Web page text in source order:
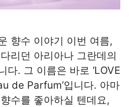
향수 이야기 이번 여름,
리던 아리아나 그란데의
다. 그 이름은 바로 ‘LOVE
de Parfum’입니다. 아마
수를 좋아하실 텐데요,